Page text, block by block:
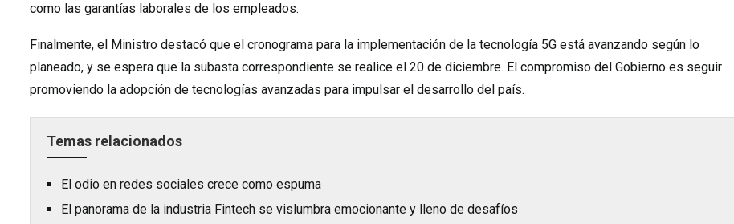
como las garantías laborales de los empleados.
Finalmente, el Ministro destacó que el cronograma para la implementación de la tecnología 5G está avanzando según lo
planeado, y se espera que la subasta correspondiente se realice el 20 de diciembre. El compromiso del Gobierno es seguir
promoviendo la adopción de tecnologías avanzadas para impulsar el desarrollo del país.
Temas relacionados
El odio en redes sociales crece como espuma
El panorama de la industria Fintech se vislumbra emocionante y lleno de desafíos